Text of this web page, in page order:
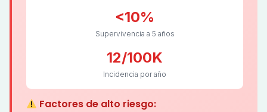
<10%
Supervivencia a 5 años
12/100K
Incidencia por año
Factores de alto riesgo: